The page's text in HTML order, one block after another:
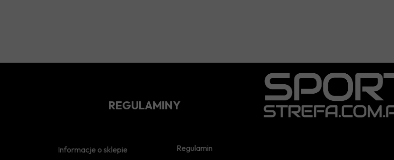
REGULAMINY
Regulamin
Informacje o sklepie